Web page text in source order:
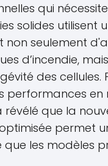
qui
solides utilisent
non seulement
d’incendie,
des cellules.
performances en
que la
permet
les modèles